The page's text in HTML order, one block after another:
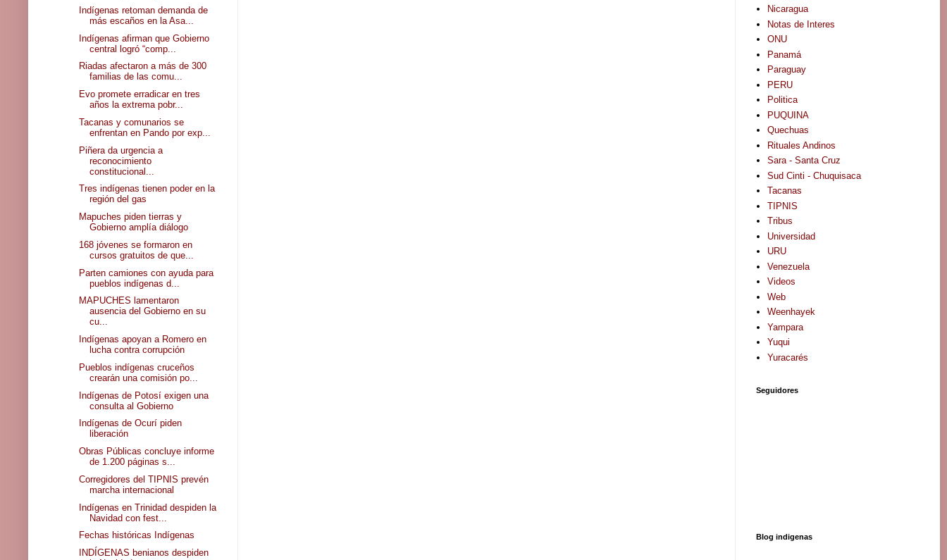
Indígenas retoman demanda de
más escaños en la Asa...
Indígenas afirman que Gobierno
central logró “comp...
Riadas afectaron a más de 300
familias de las comu...
Evo promete erradicar en tres
años la extrema pobr...
Tacanas y comunarios se
enfrentan en Pando por exp...
Piñera da urgencia a
reconocimiento
constitucional...
Tres indígenas tienen poder en la
región del gas
Mapuches piden tierras y
Gobierno amplía diálogo
168 jóvenes se formaron en
cursos gratuitos de que...
Parten camiones con ayuda para
pueblos indígenas d...
MAPUCHES lamentaron
ausencia del Gobierno en su
cu...
Indígenas apoyan a Romero en
lucha contra corrupción
Pueblos indígenas cruceños
crearán una comisión po...
Indígenas de Potosí exigen una
consulta al Gobierno
Indígenas de Ocurí piden
liberación
Obras Públicas concluye informe
de 1.200 páginas s...
Corregidores del TIPNIS prevén
marcha internacional
Indígenas en Trinidad despiden la
Navidad con fest...
Fechas históricas Indígenas
INDÍGENAS benianos despiden
Nicaragua
Notas de Interes
ONU
Panamá
Paraguay
PERU
Politica
PUQUINA
Quechuas
Rituales Andinos
Sara - Santa Cruz
Sud Cinti - Chuquisaca
Tacanas
TIPNIS
Tribus
Universidad
URU
Venezuela
Videos
Web
Weenhayek
Yampara
Yuqui
Yuracarés
Seguidores
Blog indigenas